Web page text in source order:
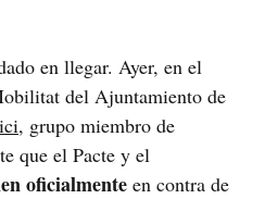
en llegar. Ayer, en el
del Ajuntamiento de
, grupo miembro de
que el Pacte y el
oficialmente en contra de